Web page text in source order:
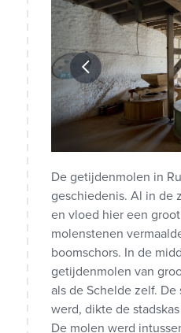
De getijdenmolen in
geschiedenis. Al in de
en vloed hier een
molenstenen
boomschors. In de
getijdenmolen van
als de Schelde zelf.
werd, dikte de
De molen werd